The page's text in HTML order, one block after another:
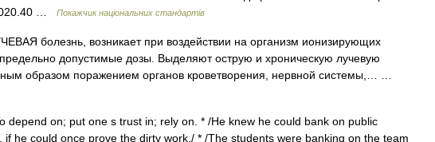
…
Покажчик національних стандартів
болезнь, возникает при воздействии на организм ионизирующих
допустимые дозы. Выделяют острую и хроническую лучевую
образом поражением органов кроветворения, нервной системы,… …
depend on; put one s trust in; rely on. * /He knew he could bank on public
if he could once prove the dirty work./ * /The students were banking on the team